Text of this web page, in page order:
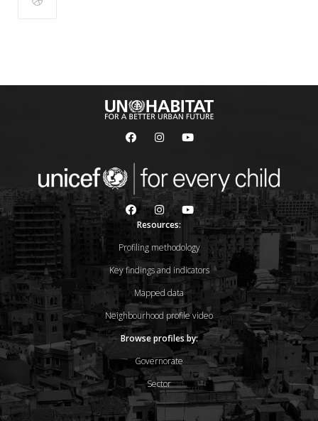
Resources:
Profiling methodology
Key findings and indicators
Mapped data
Neighbourhood profile video
Browse profiles by:
Governorate
Sector